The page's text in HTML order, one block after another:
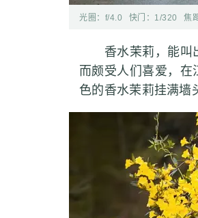
光圈： f/4.0 快门： 1/320 焦
香水茉莉，能叫出
而颇受人们喜爱，在
色的香水茉莉挂满墙